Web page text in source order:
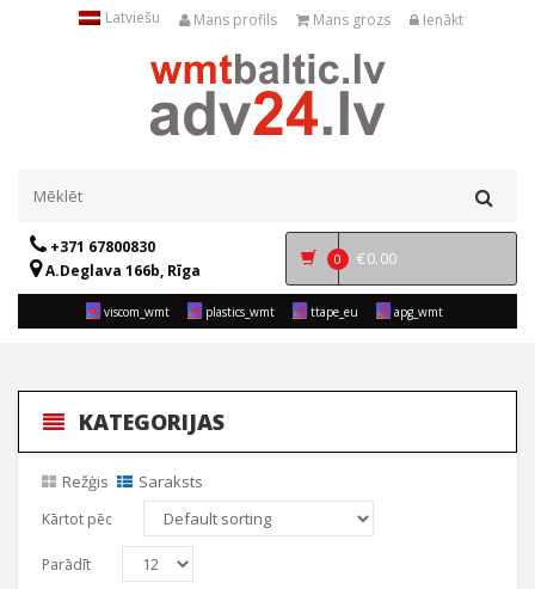
Latviešu Mans profils Mans grozs Ienākt
+371 67800830
A.Deglava 166b, Rīga
0 €0.00
viscom_wmt plastics_wmt ttape_eu apg_wmt
KATEGORIJAS
Režģis Saraksts
Kārtot pēc
Parādīt